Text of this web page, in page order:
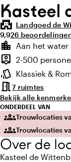
Kasteel
castle Landgoed de
Gemiddelde
9,9Aantal
26
Highlights
location_city
Locatie en
Aan het water
person_pin
Capaciteit
2-500
style
Sfeer en uitstraling
Klassiek &
meeting_room7 ruimtes
Bekijk alle
ONDERDEEL VAN
groupsTrouwlocaties
groupsTrouwlocaties
Over de
Kasteel de